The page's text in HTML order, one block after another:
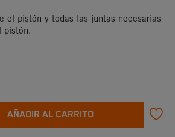
el pistón y todas las juntas necesarias
pistón.
AÑADIR AL CARRITO